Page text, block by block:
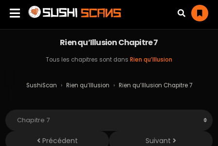
Rien qu’Illusion Chapitre 7
Tous les chapitres sont dans Rien qu’Illusion
SushiScan › Rien qu’Illusion › Rien qu’Illusion Chapitre 7
Précédent Suivant